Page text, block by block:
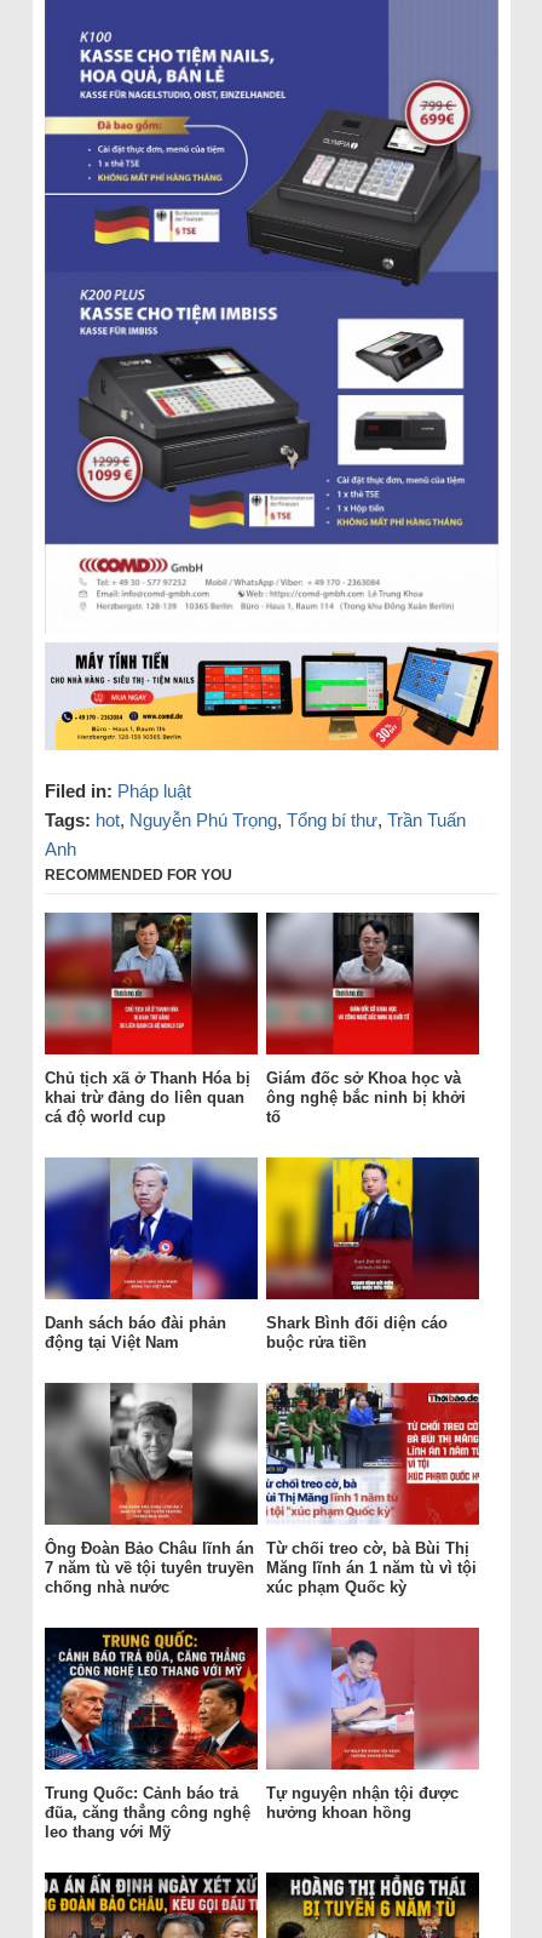
Filed in: Pháp luật
Tags: hot, Nguyễn Phú Trọng, Tổng bí thư, Trần Tuấn
Anh
RECOMMENDED FOR YOU
Chủ tịch xã ở Thanh Hóa bị
khai trừ đảng do liên quan
cá độ world cup
Giám đốc sở Khoa học và
ông nghệ bắc ninh bị khởi
tố
Danh sách báo đài phản
động tại Việt Nam
Shark Bình đối diện cáo
buộc rửa tiền
Ông Đoàn Bảo Châu lĩnh án
7 năm tù về tội tuyên truyền
chống nhà nước
Từ chối treo cờ, bà Bùi Thị
Măng lĩnh án 1 năm tù vì tội
xúc phạm Quốc kỳ
Trung Quốc: Cảnh báo trả
đũa, căng thẳng công nghệ
leo thang với Mỹ
Tự nguyện nhận tội được
hưởng khoan hồng